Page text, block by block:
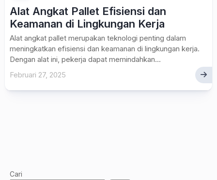
Alat Angkat Pallet Efisiensi dan
Keamanan di Lingkungan Kerja
Alat angkat pallet merupakan teknologi penting dalam
meningkatkan efisiensi dan keamanan di lingkungan kerja.
Dengan alat ini, pekerja dapat memindahkan...
Februari 27, 2025
Cari